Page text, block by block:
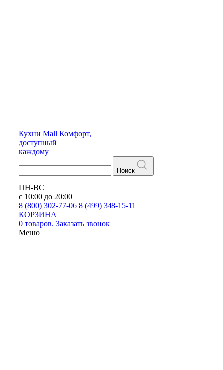
Кухни Mall Комфорт,
доступный
каждому
Поиск
ПН-ВС
с 10:00 до 20:00
8 (800) 302-77-06 8 (499) 348-15-11
КОРЗИНА
0 товаров. Заказать звонок
Меню